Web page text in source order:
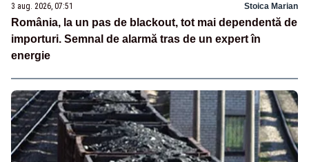
3 aug. 2026, 07:51 Stoica Marian
România, la un pas de blackout, tot mai dependentă de
importuri. Semnal de alarmă tras de un expert în
energie